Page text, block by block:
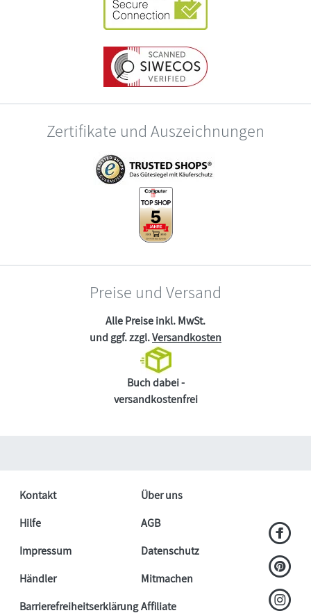
Zertifikate und Auszeichnungen
Preise und Versand
Alle Preise inkl. MwSt.
und ggf. zzgl.Versandkosten
Buch dabei -
versandkostenfrei
Kontakt
Über uns
Hilfe
AGB
Impressum
Datenschutz
Händler
Mitmachen
BarrierefreiheitserklärungAffiliate